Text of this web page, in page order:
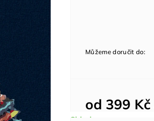
od 399 Kč
Můžeme doručit do: